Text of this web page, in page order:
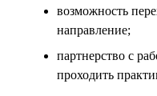
возможность
направление;
партнерство с
проходить